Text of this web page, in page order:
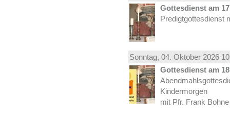
Gottesdienst am
Predigtgottesdienst
Sonntag, 04. Oktober 2026
Gottesdienst am
Kindermorgen
mit Pfr. Frank Bohne